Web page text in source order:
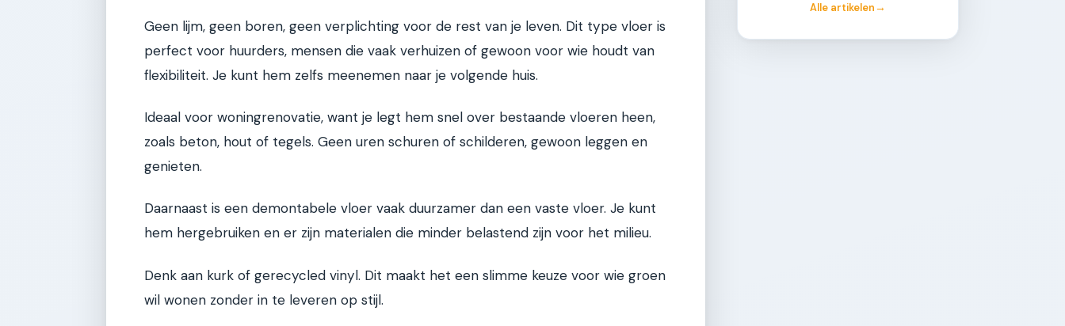
Geen lijm, geen boren, geen verplichting voor de rest van je leven. Dit type vloer is
perfect voor huurders, mensen die vaak verhuizen of gewoon voor wie houdt van
flexibiliteit. Je kunt hem zelfs meenemen naar je volgende huis.
Ideaal voor woningrenovatie, want je legt hem snel over bestaande vloeren heen,
zoals beton, hout of tegels. Geen uren schuren of schilderen, gewoon leggen en
genieten.
Daarnaast is een demontabele vloer vaak duurzamer dan een vaste vloer. Je kunt
hem hergebruiken en er zijn materialen die minder belastend zijn voor het milieu.
Denk aan kurk of gerecycled vinyl. Dit maakt het een slimme keuze voor wie groen
wil wonen zonder in te leveren op stijl.
Alle artikelen